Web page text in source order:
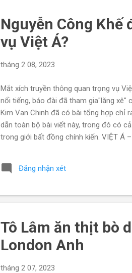
Nguyễn Công
vụ Việt Á?
tháng 2 08, 2023
Mắt xích truyền thông quan trọng vụ
nổi tiếng, báo đài đã tham gia"lăng
Kim Van Chinh đã có bài tổng hợp chỉ
dẫn toàn bộ bài viết này, trong đó có
trong giới bất đồng chính kiến. VIỆT Á –
nhất từ trước đến nay về số lượng cán
Viện quân Y đến 1 phó thủ tướng, 2
Đăng nhận xét
Tô Lâm ăn thịt bò
London Anh
tháng 2 07, 2023